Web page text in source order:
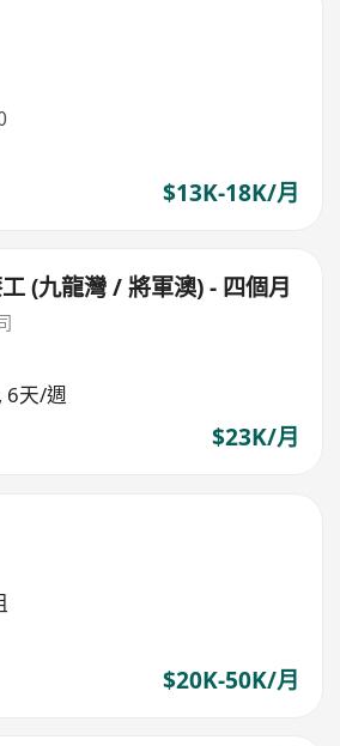
$13K-18K/月
(九龍灣 / 將軍澳) - 四個月
6天/週
$23K/月
$20K-50K/月